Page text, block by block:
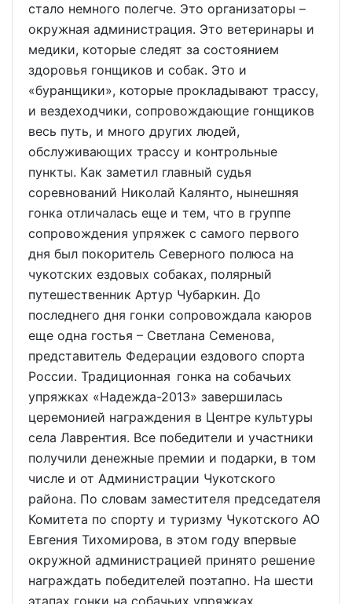
стало немного полегче. Это организаторы –
окружная администрация. Это ветеринары и
медики, которые следят за состоянием
здоровья гонщиков и собак. Это и
«буранщики», которые прокладывают трассу,
и вездеходчики, сопровождающие гонщиков
весь путь, и много других людей,
обслуживающих трассу и контрольные
пункты. Как заметил главный судья
соревнований Николай Калянто, нынешняя
гонка отличалась еще и тем, что в группе
сопровождения упряжек с самого первого
дня был покоритель Северного полюса на
чукотских ездовых собаках, полярный
путешественник Артур Чубаркин. До
последнего дня гонки сопровождала каюров
еще одна гостья – Светлана Семенова,
представитель Федерации ездового спорта
России. Традиционная гонка на собачьих
упряжках «Надежда-2013» завершилась
церемонией награждения в Центре культуры
села Лаврентия. Все победители и участники
получили денежные премии и подарки, в том
числе и от Администрации Чукотского
района. По словам заместителя председателя
Комитета по спорту и туризму Чукотского АО
Евгения Тихомирова, в этом году впервые
окружной администрацией принято решение
награждать победителей поэтапно. На шести
этапах гонки на собачьих упряжках